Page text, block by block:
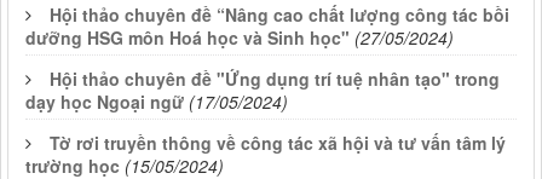
Hội thảo chuyên đề “Nâng cao chất lượng công tác bồi
dưỡng HSG môn Hoá học và Sinh học" (27/05/2024)
Hội thảo chuyên đề "Ứng dụng trí tuệ nhân tạo" trong
dạy học Ngoại ngữ (17/05/2024)
Tờ rơi truyền thông về công tác xã hội và tư vấn tâm lý
trường học (15/05/2024)